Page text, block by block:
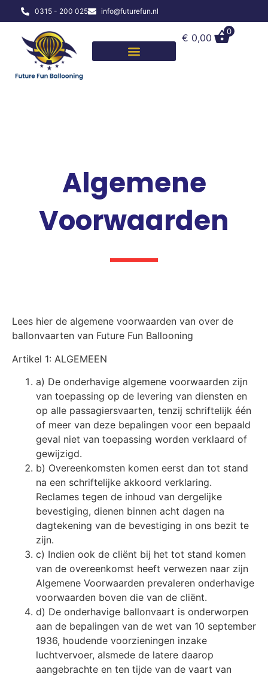
0315 - 200 025 info@futurefun.nl
€ 0,00
0
Algemene
Voorwaarden
Lees hier de algemene voorwaarden van over de
ballonvaarten van Future Fun Ballooning
Artikel 1: ALGEMEEN
a) De onderhavige algemene voorwaarden zijn
van toepassing op de levering van diensten en
op alle passagiersvaarten, tenzij schriftelijk één
of meer van deze bepalingen voor een bepaald
geval niet van toepassing worden verklaard of
gewijzigd.
b) Overeenkomsten komen eerst dan tot stand
na een schriftelijke akkoord verklaring.
Reclames tegen de inhoud van dergelijke
bevestiging, dienen binnen acht dagen na
dagtekening van de bevestiging in ons bezit te
zijn.
c) Indien ook de cliënt bij het tot stand komen
van de overeenkomst heeft verwezen naar zijn
Algemene Voorwaarden prevaleren onderhavige
voorwaarden boven die van de cliënt.
d) De onderhavige ballonvaart is onderworpen
aan de bepalingen van de wet van 10 september
1936, houdende voorzieningen inzake
luchtvervoer, alsmede de latere daarop
aangebrachte en ten tijde van de vaart van